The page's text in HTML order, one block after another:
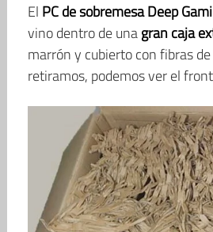
El PC de sobremesa Deep
vino dentro de unagran caja
marrón y cubierto con fibras
retiramos, podemos ver el